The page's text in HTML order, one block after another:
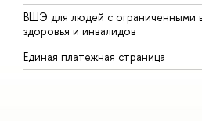
ВШЭ для людей с ограниченными
здоровья и инвалидов
Единая платежная страница